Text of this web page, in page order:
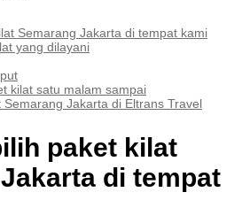
Semarang Jakarta di tempat kami
yang dilayani
kilat satu malam sampai
Jakarta di Eltrans Travel
paket kilat
di tempat